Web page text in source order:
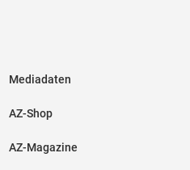
Mediadaten
AZ-Shop
AZ-Magazine